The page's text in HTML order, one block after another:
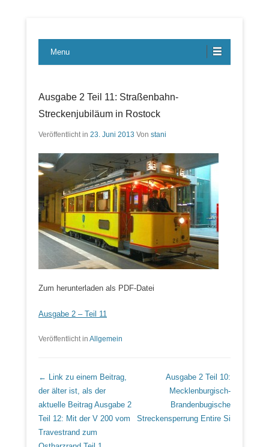
LBE-Express
Menu
Ausgabe 2 Teil 11: Straßenbahn-
Streckenjubiläum in Rostock
Veröffentlicht in 23. Juni 2013 Von stani
Zum herunterladen als PDF-Datei
Ausgabe 2 – Teil 11
Veröffentlicht in Allgemein
Beitrags Übersicht
← Link zu einem Beitrag,
der älter ist, als der
aktuelle Beitrag Ausgabe 2
Teil 12: Mit der V 200 vom
Travestrand zum
Ausgabe 2 Teil 10:
Mecklenburgisch-
Brandenbugische
Streckensperrung Entire Si